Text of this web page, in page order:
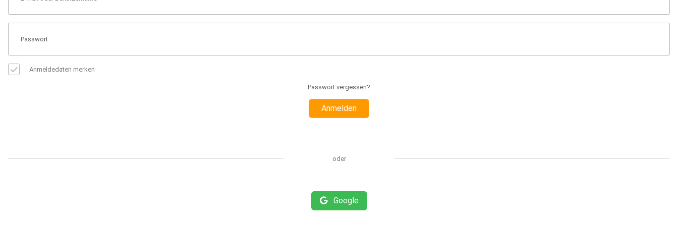
Anmeldedaten merken
Passwort vergessen?
Anmelden
oder
Google